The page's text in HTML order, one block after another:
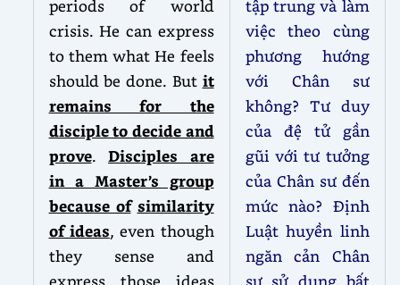
periods of world
crisis. He can express
to them what He feels
should be done. But it
remains for the
disciple to decide and
prove. Disciples are
in a Master’s group
because of similarity
of ideas, even though
they sense and
express those ideas
tập trung và làm
việc theo cùng
phương hướng
với Chân sư
không? Tư duy
của đệ tử gần
gũi với tư tưởng
của Chân sư đến
mức nào? Định
Luật huyền linh
ngăn cản Chân
sư sử dụng bất